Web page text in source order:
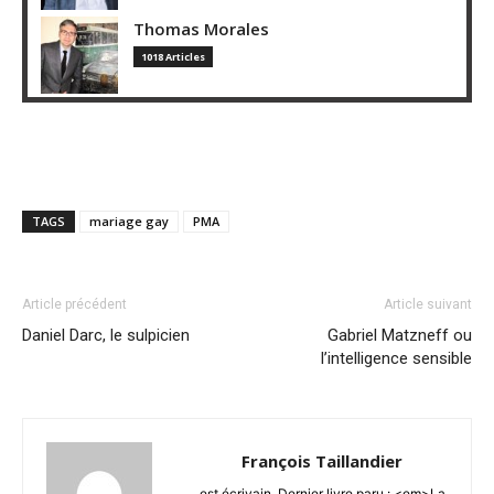
Thomas Morales
1018 Articles
TAGS mariage gay PMA
Article précédent
Daniel Darc, le sulpicien
Article suivant
Gabriel Matzneff ou
l’intelligence sensible
François Taillandier